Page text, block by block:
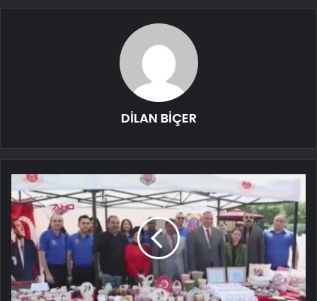
DİLAN BİÇER